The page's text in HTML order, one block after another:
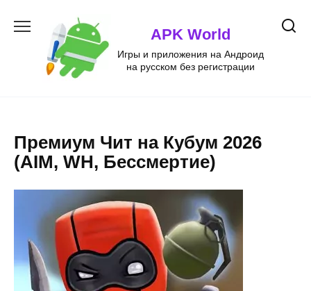
содержанию
APK World
Игры и приложения на Андроид
на русском без регистрации
Премиум Чит на Кубум 2026
(AIM, WH, Бессмертие)